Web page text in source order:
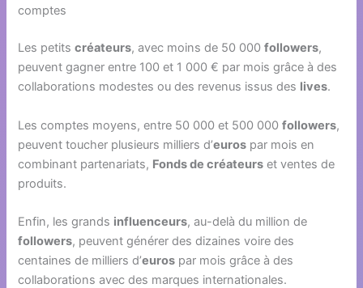
comptes
Les petitscréateurs, avec moins de 50 000followers,
peuvent gagner entre 100 et 1 000 € par mois grâce à des
collaborations modestes ou des revenus issus des lives.
Les comptes moyens, entre 50 000 et 500 000followers,
peuvent toucher plusieurs milliers d’euros par mois en
combinant partenariats, Fonds de créateurs et ventes de
produits.
Enfin, les grands influenceurs, au-delà du million de
followers, peuvent générer des dizaines voire des
centaines de milliers d’euros par mois grâce à des
collaborations avec des marques internationales.